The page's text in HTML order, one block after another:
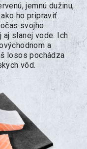
jemnú dužinu,
ho pripraviť.
svojho
slanej vode. Ich
a
losos pochádza
vôd.